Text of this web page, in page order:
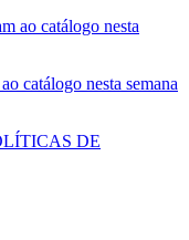
catálogo nesta semana
DE